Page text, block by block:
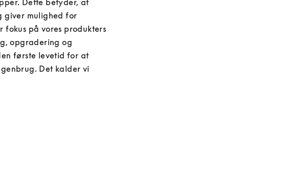
giver mulighed for
på vores produkters
opgradering og
første levetid for at
Det kalder vi